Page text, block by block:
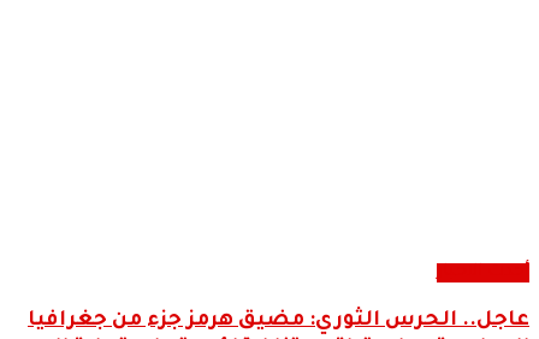
عاجل.. الحرس الثوري: مضيق هرمز جزء من جغرافيا